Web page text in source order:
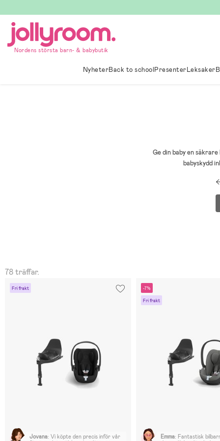
till
innehållet
Nordens största barn- & babybutik
NyheterBack to schoolPresenterLeksaker
Ge din baby en
babyskydd
78 träffar.
Fri frakt
Jovana: Vi köpte den precis inför vår
-7%
Fri frakt
Emma: Fantastisk